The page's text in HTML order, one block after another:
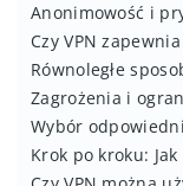
Anonimowość i
Czy VPN
Równoległe
Zagrożenia i
Wybór
Krok po kroku: